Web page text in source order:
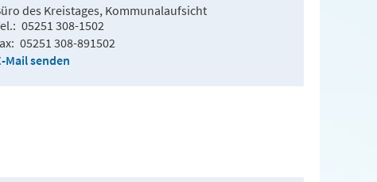
des Kreistages, Kommunalaufsicht
05251 308-1502
05251 308-891502
Mail senden